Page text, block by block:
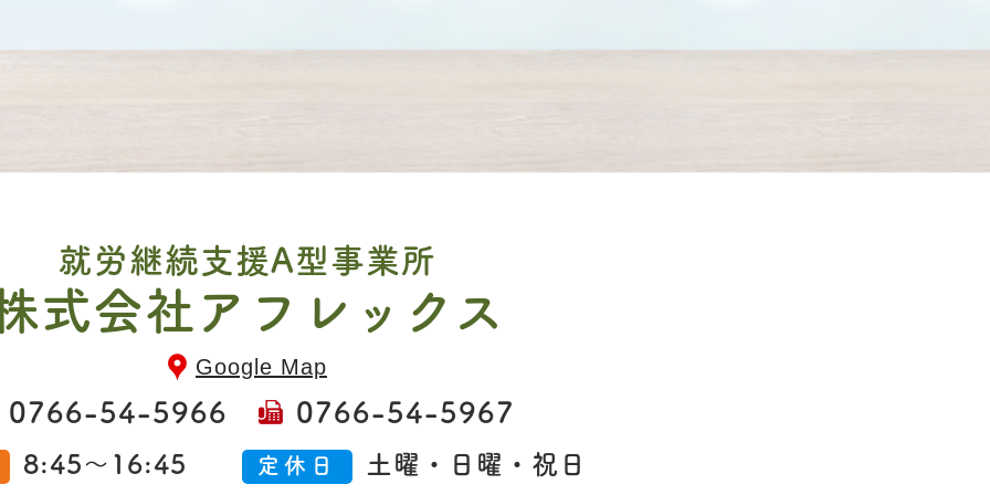
就労継続支援A型事業所
式会社アフレックス
Google Map
0766-54-5966 0766-54-5967
8:45～16:45 定休日 土曜・日曜・祝日